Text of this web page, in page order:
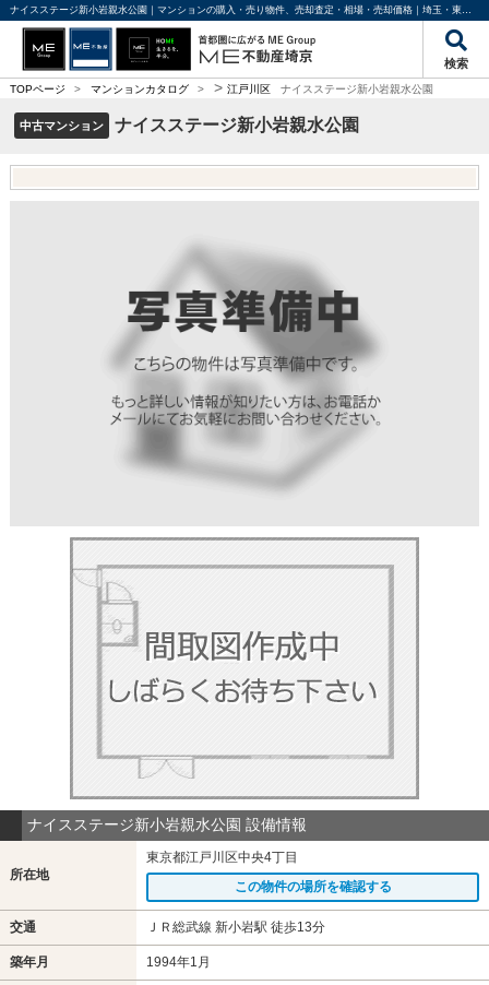
ナイスステージ新小岩親水公園｜マンションの購入・売り物件、売却査定・相場・売却価格｜埼玉・東京・千葉の不動産のことならME不動産埼京
検索
TOPページ > マンションカタログ > > 江戸川区 ナイスステージ新小岩親水公園
中古マンション ナイスステージ新小岩親水公園
ナイスステージ新小岩親水公園 設備情報
所在地
東京都江戸川区中央4丁目
この物件の場所を確認する
交通 ＪＲ総武線 新小岩駅 徒歩13分
築年月 1994年1月